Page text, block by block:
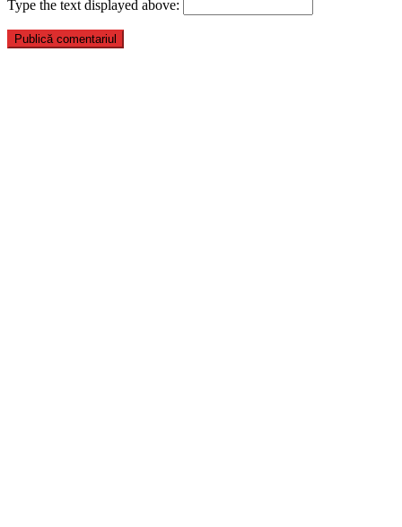
Type the text displayed above: